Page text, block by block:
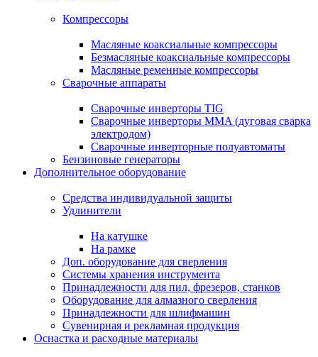
Компрессоры
Масляные коаксиальные компрессоры
Безмасляные коаксиальные компрессоры
Масляные ременные компрессоры
Сварочные аппараты
Сварочные инверторы TIG
Сварочные инверторы MMA (дуговая сварка
электродом)
Сварочные инверторные полуавтоматы
Бензиновые генераторы
Дополнительное оборудование
Средства индивидуальной защиты
Удлинители
На катушке
На рамке
Доп. оборудование для сверления
Системы хранения инструмента
Принадлежности для пил, фрезеров, станков
Оборудование для алмазного сверления
Принадлежности для шлифмашин
Сувенирная и рекламная продукция
Оснастка и расходные материалы